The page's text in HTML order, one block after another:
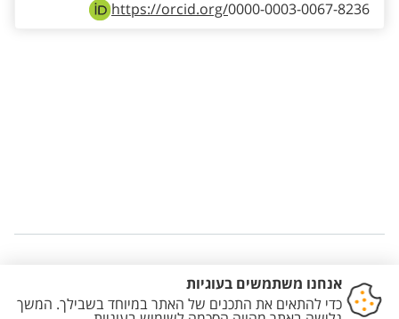
https://orcid.org/0000-0003-0067-8236